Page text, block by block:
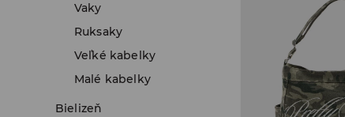
Vaky
Ruksaky
Veľké kabelky
Malé kabelky
Bielizeň